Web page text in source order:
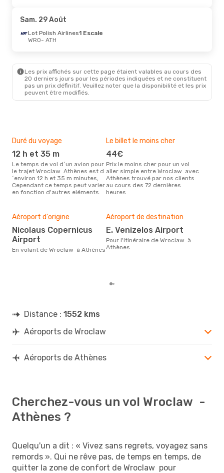
Sam. 29 Août
Lot Polish Airlines1 Escale
WRO- ATH
Les prix affichés sur cette page étaient valables au cours des
20 derniers jours pour les périodes indiquées et ne constituent
pas un prix définitif. Veuillez noter que la disponibilité et les prix
peuvent être modifiés.
Duré du voyage
12 h et 35 m
Le temps de vol d´un avion pour
le trajet Wroclaw Athènes est d
´environ 12 h et 35 m minutes,
Cependant ce temps peut varier
en fonction d'autres eléments.
Le billet le moins cher
44€
Prix le moins cher pour un vol
aller simple entre Wroclaw avec
Athènes trouvé par nos clients
au cours des 72 dernières
heures
Aéroport d'origine
Nicolaus Copernicus
Airport
En volant de Wroclaw à Athènes
Aéroport de destination
E. Venizelos Airport
Pour l'itinéraire de Wroclaw à
Athènes
Distance : 1552 kms
Aéroports de Wroclaw
Aéroports de Athènes
Cherchez-vous un vol Wroclaw -
Athènes ?
Quelqu'un a dit : « Vivez sans regrets, voyagez sans
remords ». Qui ne rêve pas, de temps en temps, de
quitter la zone de confort de Wroclaw pour